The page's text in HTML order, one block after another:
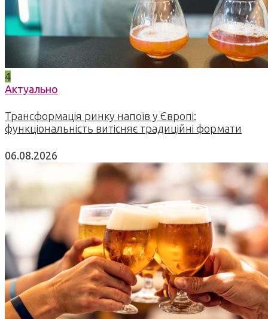
4
Актуально
Трансформація ринку напоїв у Європі:
функціональність витісняє традиційні формати
06.08.2026